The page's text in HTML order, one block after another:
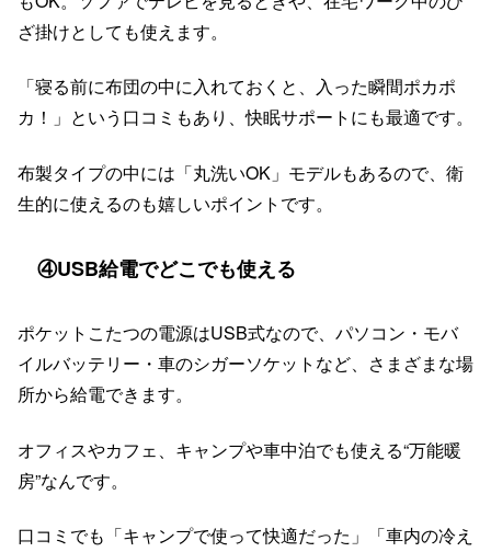
ざ掛けとしても使えます。
「寝る前に布団の中に入れておくと、入った瞬間ポカポ
カ！」という口コミもあり、快眠サポートにも最適です。
布製タイプの中には「丸洗いOK」モデルもあるので、衛
生的に使えるのも嬉しいポイントです。
④USB給電でどこでも使える
ポケットこたつの電源はUSB式なので、パソコン・モバ
イルバッテリー・車のシガーソケットなど、さまざまな場
所から給電できます。
オフィスやカフェ、キャンプや車中泊でも使える“万能暖
房”なんです。
口コミでも「キャンプで使って快適だった」「車内の冷え